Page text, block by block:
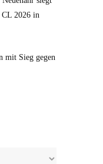
CL 2026 in
mit Sieg gegen